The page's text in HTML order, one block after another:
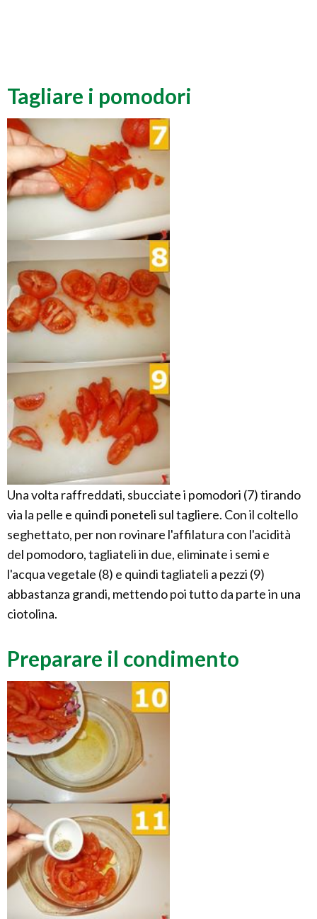
Tagliare i pomodori
Una volta raffreddati, sbucciate i pomodori (7) tirando
via la pelle e quindi poneteli sul tagliere. Con il coltello
seghettato, per non rovinare l'affilatura con l'acidità
del pomodoro, tagliateli in due, eliminate i semi e
l'acqua vegetale (8) e quindi tagliateli a pezzi (9)
abbastanza grandi, mettendo poi tutto da parte in una
ciotolina.
Preparare il condimento